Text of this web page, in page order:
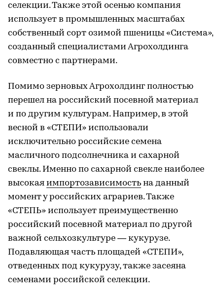
селекции. Также этой осенью компания
использует в промышленных масштабах
собственный сорт озимой пшеницы «Система»,
созданный специалистами Агрохолдинга
совместно с партнерами.
Помимо зерновых Агрохолдинг полностью
перешел на российский посевной материал
и по другим культурам. Например, в этой
весной в «СТЕПИ» использовали
исключительно российские семена
масличного подсолнечника и сахарной
свеклы. Именно по сахарной свекле наиболее
высокая импортозависимость на данный
момент у российских аграриев. Также
«СТЕПЬ» использует преимущественно
российский посевной материал по другой
важной сельхозкультуре — кукурузе.
Подавляющая часть площадей «СТЕПИ»,
отведенных под кукурузу, также засеяна
семенами российской селекции.